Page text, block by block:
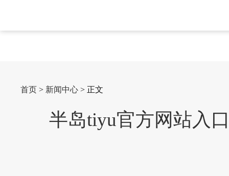
首页 > 新闻中心 > 正文
半岛tiyu官方网站入